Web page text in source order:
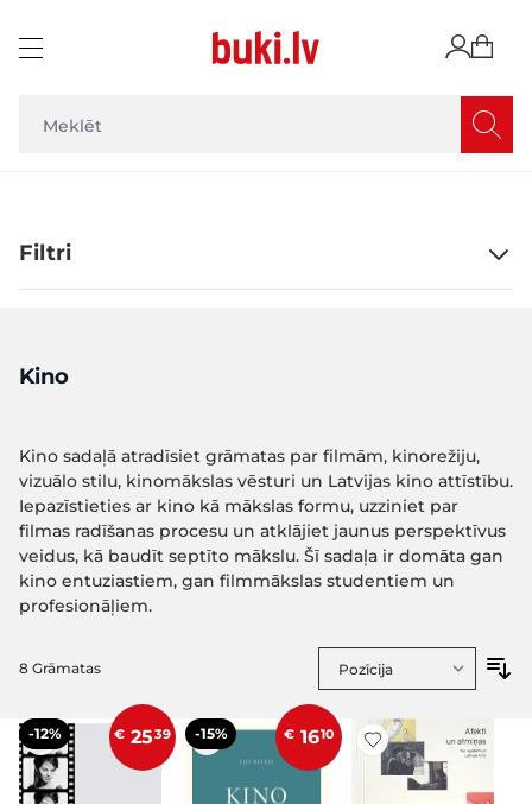
Filtri
Kino
Kino sadaļā atradīsiet grāmatas par filmām, kinorežiju,
vizuālo stilu, kinomākslas vēsturi un Latvijas kino attīstību.
Iepazīstieties ar kino kā mākslas formu, uzziniet par
filmas radīšanas procesu un atklājiet jaunus perspektīvus
veidus, kā baudīt septīto mākslu. Šī sadaļa ir domāta gan
kino entuziastiem, gan filmmākslas studentiem un
profesionāļiem.
8 Grāmatas
-12% € 2539 -15% € 1610